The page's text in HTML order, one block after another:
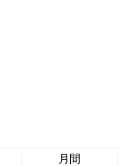
月間